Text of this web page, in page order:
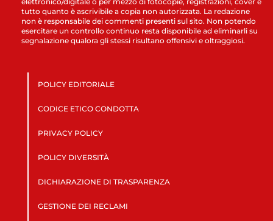
tutto quanto è ascrivibile a copia non autorizzata. La redazione
non è responsabile dei commenti presenti sul sito. Non potendo
esercitare un controllo continuo resta disponibile ad eliminarli su
segnalazione qualora gli stessi risultano offensivi e oltraggiosi.
POLICY EDITORIALE
CODICE ETICO CONDOTTA
PRIVACY POLICY
POLICY DIVERSITÀ
DICHIARAZIONE DI TRASPARENZA
GESTIONE DEI RECLAMI